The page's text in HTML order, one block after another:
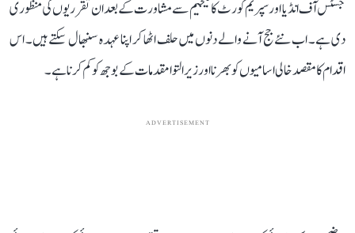
جسٹس آف انڈیا اور سپریم کورٹ کالیجیم سے مشاورت کے بعد ان تقرریوں کی منظوری
دی ہے۔ اب نئے جج آنے والے دنوں میں حلف اٹھا کر اپنا عہدہ سنبھال سکتے ہیں۔ اس
اقدام کا مقصد خالی اسامیوں کو بھرنا اور زیر التوا مقدمات کے بوجھ کو کم کرنا ہے۔
ADVERTISEMENT